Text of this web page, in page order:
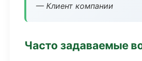
— Клиент компании
Часто задаваемые